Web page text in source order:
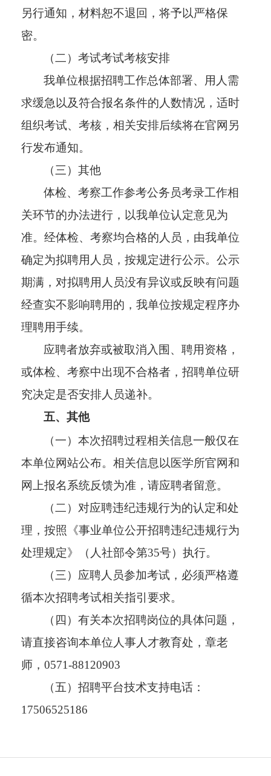
另行通知，材料恕不退回，将予以严格保
密。
（二）考试考试考核安排
我单位根据招聘工作总体部署、用人需
求缓急以及符合报名条件的人数情况，适时
组织考试、考核，相关安排后续将在官网另
行发布通知。
（三）其他
体检、考察工作参考公务员考录工作相
关环节的办法进行，以我单位认定意见为
准。经体检、考察均合格的人员，由我单位
确定为拟聘用人员，按规定进行公示。公示
期满，对拟聘用人员没有异议或反映有问题
经查实不影响聘用的，我单位按规定程序办
理聘用手续。
应聘者放弃或被取消入围、聘用资格，
或体检、考察中出现不合格者，招聘单位研
究决定是否安排人员递补。
五、 其他
（一）本次招聘过程相关信息一般仅在
本单位网站公布。相关信息以医学所官网和
网上报名系统反馈为准，请应聘者留意。
（二）对应聘违纪违规行为的认定和处
理，按照《事业单位公开招聘违纪违规行为
处理规定》（人社部令第35号）执行。
（三）应聘人员参加考试，必须严格遵
循本次招聘考试相关指引要求。
（四）有关本次招聘岗位的具体问题，
请直接咨询本单位人事人才教育处，章老
师，0571-88120903
（五）招聘平台技术支持电话：
17506525186